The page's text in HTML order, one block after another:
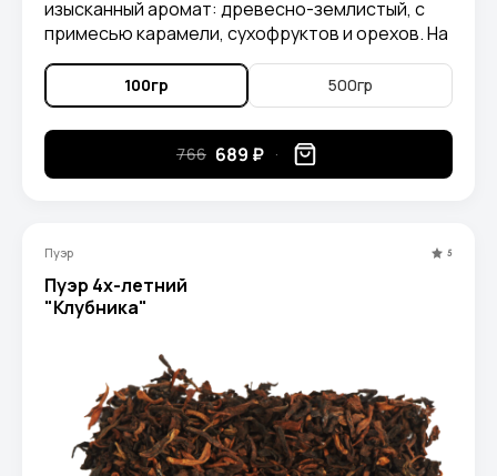
изысканный аромат: древесно-землистый, с
примесью карамели, сухофруктов и орехов. На
вкус слегка кисловатый, чем-то напоминает
100гр 500гр
766 689 ₽
Пуэр 5
Пуэр 4х-летний
"Клубника"